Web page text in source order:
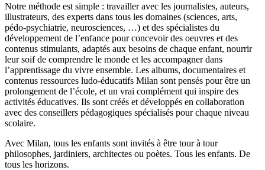
Notre méthode est simple : travailler avec les journalistes, auteurs,
illustrateurs, des experts dans tous les domaines (sciences, arts,
pédo-psychiatrie, neurosciences, …) et des spécialistes du
développement de l’enfance pour concevoir des oeuvres et des
contenus stimulants, adaptés aux besoins de chaque enfant, nourrir
leur soif de comprendre le monde et les accompagner dans
l’apprentissage du vivre ensemble. Les albums, documentaires et
contenus ressources ludo-éducatifs Milan sont pensés pour être un
prolongement de l’école, et un vrai complément qui inspire des
activités éducatives. Ils sont créés et développés en collaboration
avec des conseillers pédagogiques spécialisés pour chaque niveau
scolaire.
Avec Milan, tous les enfants sont invités à être tour à tour
philosophes, jardiniers, architectes ou poètes. Tous les enfants. De
tous les horizons.